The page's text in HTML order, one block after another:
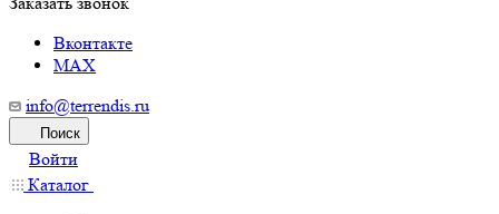
Вконтакте
MAX
info@terrendis.ru
Поиск
Войти
Каталог